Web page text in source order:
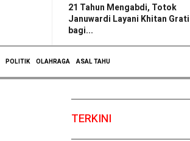
21 Tahun Mengabdi, Totok
Januwardi Layani Khitan
bagi...
POLITIK OLAHRAGA ASAL TAHU
TERKINI